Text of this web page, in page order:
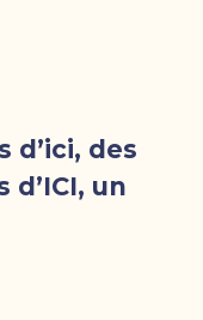
d’ici, des
un